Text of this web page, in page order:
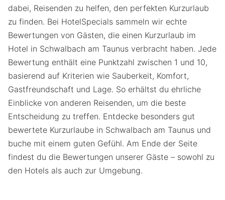
dabei, Reisenden zu helfen, den perfekten Kurzurlaub
zu finden. Bei HotelSpecials sammeln wir echte
Bewertungen von Gästen, die einen Kurzurlaub im
Hotel in Schwalbach am Taunus verbracht haben. Jede
Bewertung enthält eine Punktzahl zwischen 1 und 10,
basierend auf Kriterien wie Sauberkeit, Komfort,
Gastfreundschaft und Lage. So erhältst du ehrliche
Einblicke von anderen Reisenden, um die beste
Entscheidung zu treffen. Entdecke besonders gut
bewertete Kurzurlaube in Schwalbach am Taunus und
buche mit einem guten Gefühl. Am Ende der Seite
findest du die Bewertungen unserer Gäste – sowohl zu
den Hotels als auch zur Umgebung.